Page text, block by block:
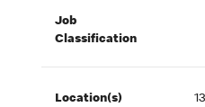
Job
Classification
Location(s)